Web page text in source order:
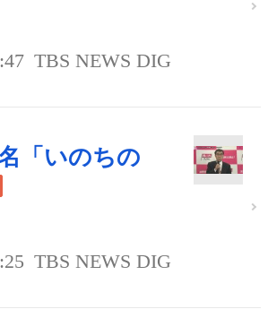
TBS NEWS DIG
「いのちの
TBS NEWS DIG